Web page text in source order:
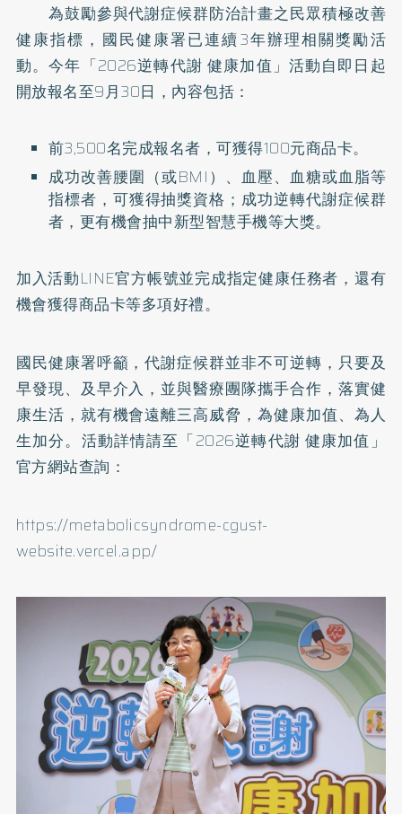
為鼓勵參與代謝症候群防治計畫之民眾積極改善
健康指標，國民健康署已連續3年辦理相關獎勵活
動。今年「2026逆轉代謝 健康加值」活動自即日起
開放報名至9月30日，內容包括：
前3,500名完成報名者，可獲得100元商品卡。
成功改善腰圍（或BMI）、血壓、血糖或血脂等
指標者，可獲得抽獎資格；成功逆轉代謝症候群
者，更有機會抽中新型智慧手機等大獎。
加入活動LINE官方帳號並完成指定健康任務者，還有
機會獲得商品卡等多項好禮。
國民健康署呼籲，代謝症候群並非不可逆轉，只要及
早發現、及早介入，並與醫療團隊攜手合作，落實健
康生活，就有機會遠離三高威脅，為健康加值、為人
生加分。活動詳情請至「2026逆轉代謝 健康加值」
官方網站查詢：
https://metabolicsyndrome-cgust-
website.vercel.app/